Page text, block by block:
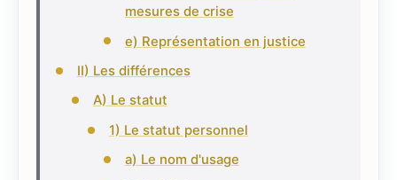
mesures de crise
e) Représentation en justice
II) Les différences
A) Le statut
1) Le statut personnel
a) Le nom d'usage